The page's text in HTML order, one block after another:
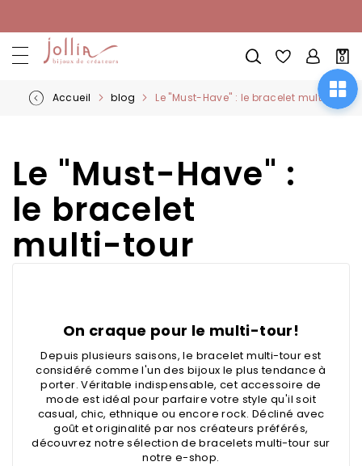
au
contenu
Mon
0
Accueil blog
Le "Must-Have" :
le bracelet
multi-tour
On craque pour le multi-tour!
Depuis plusieurs saisons, le bracelet multi-tourest
considéré comme l'un des bijoux le plus tendance à
porter. Véritable indispensable, cet accessoire de
mode est idéal pour parfaire votre style qu'il soit
casual, chic, ethnique ou encore rock. Décliné avec
goût et originalité par nos créateurs préférés,
découvrez notre sélection de bracelets multi-tour sur
notre e-shop.